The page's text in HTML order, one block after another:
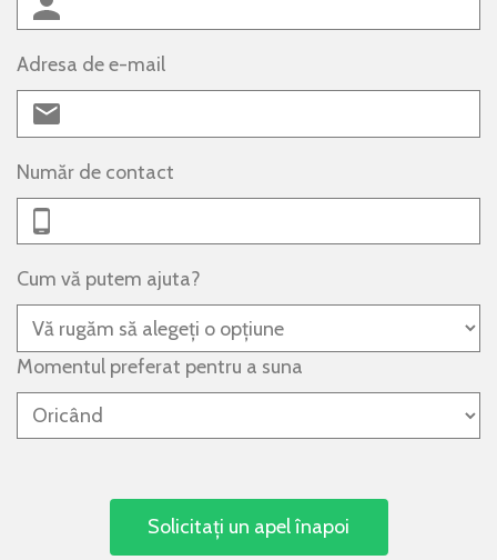
Adresa de e-mail
Număr de contact
Cum vă putem ajuta?
Momentul preferat pentru a suna